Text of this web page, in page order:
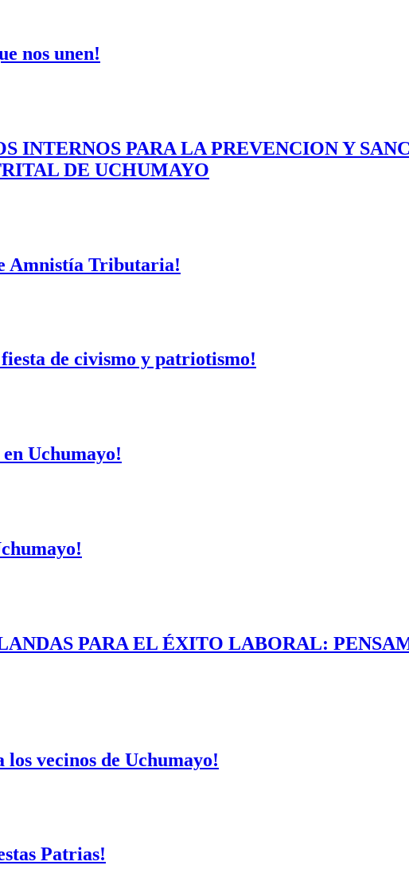
nos unen!
INTERNOS PARA LA PREVENCION Y
DE UCHUMAYO
Amnistía Tributaria!
de civismo y patriotismo!
Uchumayo!
PARA EL ÉXITO LABORAL:
vecinos de Uchumayo!
Patrias!